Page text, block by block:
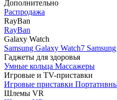
Дополнительно
Распродажа
RayBan
RayBan
Galaxy Watch
Samsung Galaxy Watch7
Гаджеты для здоровья
Умные кольца Массажеры
Игровые и TV-приставки
Игровые приставки
Шлемы VR